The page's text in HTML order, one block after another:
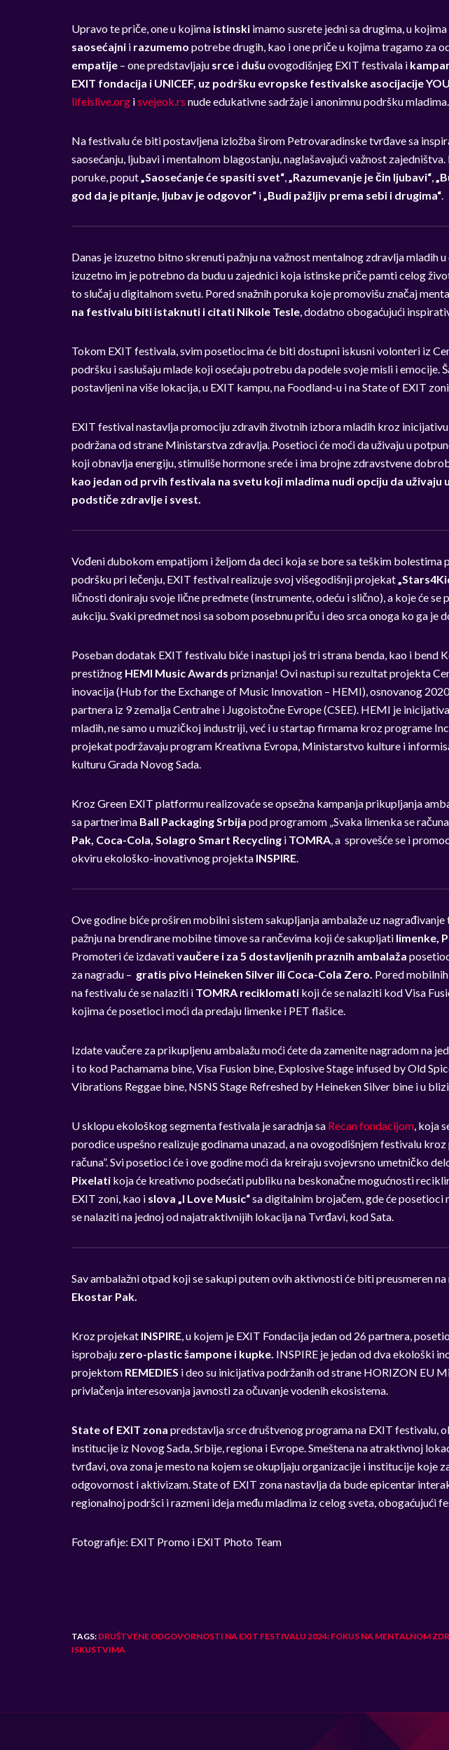
Upravo te priče, one u kojima istinski imamo susrete jedni sa drugima, u kojima
saosećajni i razumemo potrebe drugih, kao i one priče u kojima tragamo za
empatije – one predstavljaju srce i dušu ovogodišnjeg EXIT festivala i
EXIT fondacija i UNICEF, uz podršku evropske festivalske asocijacije
lifeislive.org isvejeok.rs nude edukativne sadržaje i anonimnu podršku mladima.
Na festivalu će biti postavljena izložba širom Petrovaradinske tvrđave sa
saosećanju, ljubavi i mentalnom blagostanju, naglašavajući važnost
poruke, poput„Saosećanje će spasiti svet“,„Razumevanje je čin ljubavi“,
god da je pitanje, ljubav je odgovor“ i„Budi pažljiv prema sebi i drugima“.
Danas je izuzetno bitno skrenuti pažnju na važnost mentalnog zdravlja mladih
izuzetno im je potrebno da budu u zajednici koja istinske priče pamti celog
to slučaj u digitalnom svetu. Pored snažnih poruka koje promovišu značaj
na festivalu biti istaknuti i citati Nikole Tesle, dodatno obogaćujući
Tokom EXIT festivala, svim posetiocima će biti dostupni iskusni volonteri iz
podršku i saslušaju mlade koji osećaju potrebu da podele svoje misli i emocije.
postavljeni na više lokacija, u EXIT kampu, na Foodland-u i na State of EXIT
EXIT festival nastavlja promociju zdravih životnih izbora mladih kroz inicijativu
podržana od strane Ministarstva zdravlja. Posetioci će moći da uživaju u
koji obnavlja energiju, stimuliše hormone sreće i ima brojne zdravstvene
kao jedan od prvih festivala na svetu koji mladima nudi opciju da uživaju
podstiče zdravlje i svest.
Vođeni dubokom empatijom i željom da deci koja se bore sa teškim bolestima
podršku pri lečenju, EXIT festival realizuje svoj višegodišnji projekat„
ličnosti doniraju svoje lične predmete (instrumente, odeću i slično), a koje će
aukciju. Svaki predmet nosi sa sobom posebnu priču i deo srca onoga ko ga je
Poseban dodatak EXIT festivalu biće i nastupi još tri strana benda, kao i bend
prestižnog HEMI Music Awards priznanja! Ovi nastupi su rezultat projekta
inovacija (Hub for the Exchange of Music Innovation – HEMI), osnovanog
partnera iz 9 zemalja Centralne i Jugoistočne Evrope (CSEE). HEMI je
mladih, ne samo u muzičkoj industriji, već i u startap firmama kroz programe
projekat podržavaju program Kreativna Evropa, Ministarstvo kulture i
kulturu Grada Novog Sada.
Kroz Green EXIT platformu realizovaće se opsežna kampanja prikupljanja
sa partnerima Ball Packaging Srbija pod programom „Svaka limenka se
Pak, Coca-Cola, Solagro Smart Recycling i TOMRA, a sprovešće se i
okviru ekološko-inovativnog projekta INSPIRE.
Ove godine biće proširen mobilni sistem sakupljanja ambalaže uz
pažnju na brendirane mobilne timove sa rančevima koji će sakupljati limenke,
Promoteri će izdavativaučere i za 5 dostavljenih praznih ambalaža
za nagradu – gratis pivo Heineken Silver ili Coca-Cola Zero. Pored
na festivalu će se nalaziti i TOMRA reciklomati koji će se nalaziti kod Visa
kojima će posetioci moći da predaju limenke i PET flašice.
Izdate vaučere za prikupljenu ambalažu moći ćete da zamenite nagradom na
i to kod Pachamama bine, Visa Fusion bine, Explosive Stage infused by Old
Vibrations Reggae bine, NSNS Stage Refreshed by Heineken Silver bine i u
U sklopu ekološkog segmenta festivala je saradnja sa Recan fondacijom, koja
porodice uspešno realizuje godinama unazad, a na ovogodišnjem festivalu
računa”. Svi posetioci će i ove godine moći da kreiraju svojevrsno umetničko
Pixelati kojaće kreativno podsećati publiku na beskonačne mogućnosti
EXIT zoni, kao i slova „I Love Music“sa digitalnim brojačem, gde će posetioci
se nalaziti na jednoj od najatraktivnijih lokacija na Tvrđavi, kod Sata.
Sav ambalažni otpad koji se sakupi putem ovih aktivnosti će biti preusmeren
Ekostar Pak.
Kroz projekat INSPIRE, u kojem je EXIT Fondacija jedan od 26 partnera,
isprobaju zero-plastic šampone i kupke. INSPIRE je jedan od dva ekološki
projektom REMEDIES i deo su inicijativa podržanih od strane HORIZON EU
privlačenja interesovanja javnosti za očuvanje vodenih ekosistema.
State of EXIT zona predstavlja srce društvenog programa na EXIT festivalu,
institucije iz Novog Sada, Srbije, regiona i Evrope. Smeštena na atraktivnoj
tvrđavi, ova zona je mesto na kojem se okupljaju organizacije i institucije koje
odgovornost i aktivizam. State of EXIT zona nastavlja da bude epicentar
regionalnoj podršci i razmeni ideja među mladima iz celog sveta, obogaćujući
Fotografije: EXIT Promo i EXIT Photo Team
TAGS: DRUŠTVENE ODGOVORNOSTI NA EXIT FESTIVALU 2024: FOKUS NA MENTALNOM
ISKUSTVIMA